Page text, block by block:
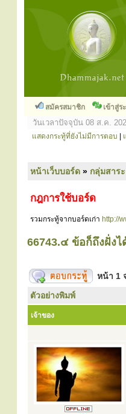
สมัครสมาชิก เข้าสู่ร
วันเวลาปัจจุบัน 08 ส.ค.
แสดงกระทู้ที่ยังไม่มีการตอบ
หน้าเว็บบอร์ด » กลุ่มสาร
กฎการใช้บอร์ด
รวมกระทู้จากบอร์ดเก่า http://
66743.๔ ข้อก็ถึงฝั่งไ
หน้า 1
ตัวอย่างพิมพ์
เจ้าของ